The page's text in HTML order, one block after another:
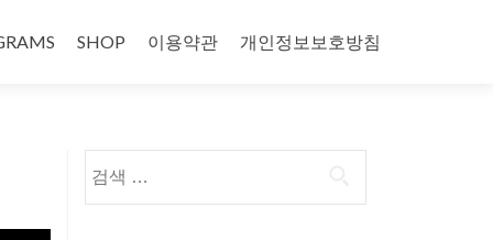
SHOP 이용약관 개인정보보호방침